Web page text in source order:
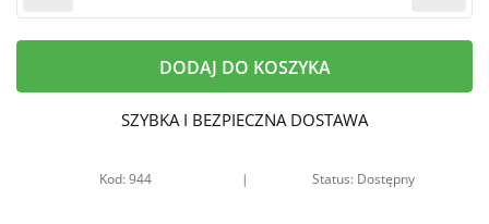
DODAJ DO KOSZYKA
SZYBKA I BEZPIECZNA DOSTAWA
Kod: 944 | Status: Dostępny